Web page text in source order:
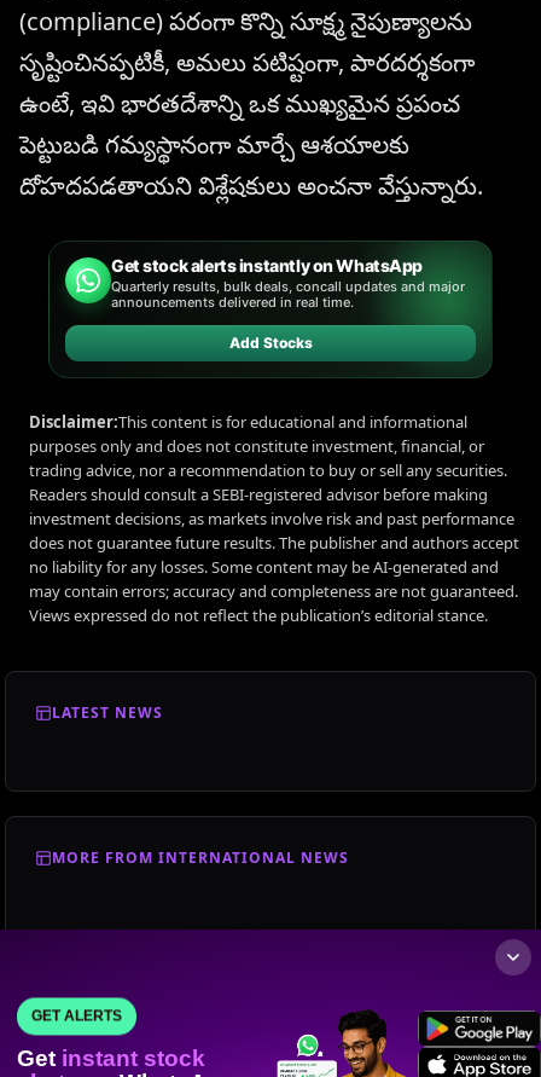
(compliance) పరంగా కొన్ని సూక్ష్మ నైపుణ్యాలను
సృష్టించినప్పటికీ, అమలు పటిష్టంగా, పారదర్శకంగా
ఉంటే, ఇవి భారతదేశాన్ని ఒక ముఖ్యమైన ప్రపంచ
పెట్టుబడి గమ్యస్థానంగా మార్చే ఆశయాలకు
దోహదపడతాయని విశ్లేషకులు అంచనా వేస్తున్నారు.
Get stock alerts instantly on WhatsApp
Quarterly results, bulk deals, concall updates and major
announcements delivered in real time.
Add Stocks
Disclaimer:This content is for educational and informational
purposes only and does not constitute investment, financial, or
trading advice, nor a recommendation to buy or sell any securities.
Readers should consult a SEBI-registered advisor before making
investment decisions, as markets involve risk and past performance
does not guarantee future results. The publisher and authors accept
no liability for any losses. Some content may be AI-generated and
may contain errors; accuracy and completeness are not guaranteed.
Views expressed do not reflect the publication’s editorial stance.
LATEST NEWS
MORE FROM INTERNATIONAL NEWS
GET ALERTS
Get instant stock